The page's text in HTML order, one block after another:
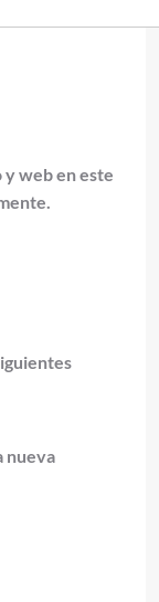
web en este
nueva